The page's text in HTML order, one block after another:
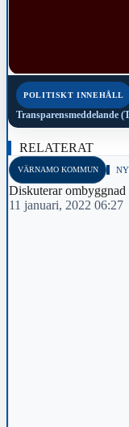
POLITISKT INNEHÅLL
Transparensmeddelande
RELATERAT
VÄRNAMO KOMMUN
Diskuterar
11 januari, 2022 06:27